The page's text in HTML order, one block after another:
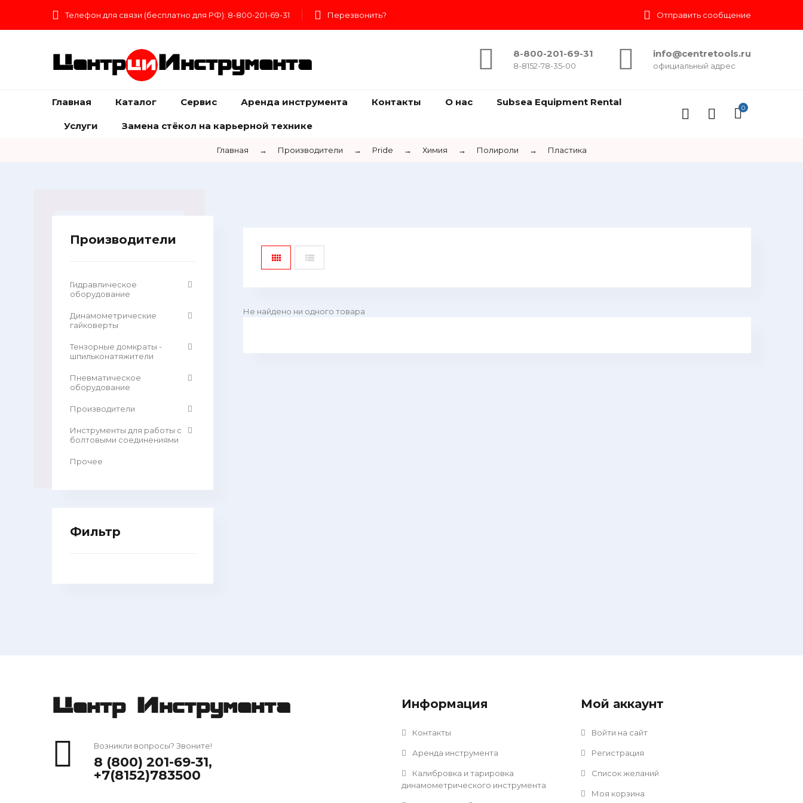
Телефон для связи (бесплатно для РФ): 8-800-201-69-31 Перезвонить? Отправить сообщение
Центр Инструмента
8-800-201-69-31
8-8152-78-35-00
info@centretools.ru
официальный адрес
Главная Каталог Сервис Аренда инструмента Контакты О нас Subsea Equipment Rental
Услуги Замена стёкол на карьерной технике
0
Главная → Производители → Pride → Химия → Полироли → Пластика
Не найдено ни одного товара
Производители
Гидравлическое
оборудование
Динамометрические
гайковерты
Тензорные домкраты -
шпильконатяжители
Пневматическое
оборудование
Производители
Инструменты для работы с
болтовыми соединениями
Прочее
Фильтр
Центр Инструмента
Возникли вопросы? Звоните!
8 (800) 201-69-31,
+7(8152)783500
Информация
Контакты
Аренда инструмента
Калибровка и тарировка
динамометрического инструмента
Мой аккаунт
Войти на сайт
Регистрация
Список желаний
Моя корзина